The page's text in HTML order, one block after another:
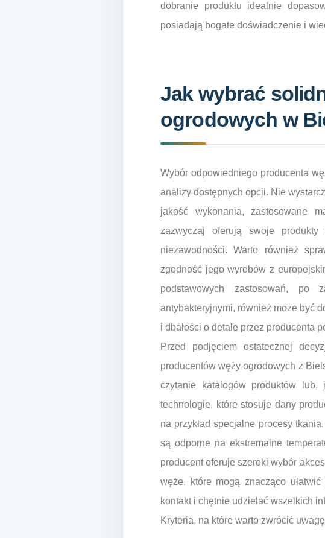
dobranie produktu idealnie
posiadają bogate doświadczenie i
Jak wybrać
ogrodowych w
Wybór odpowiedniego producenta
analizy dostępnych opcji. Nie
jakość wykonania, zastosowane
zazwyczaj oferują swoje
niezawodności. Warto również
zgodność jego wyrobów z
podstawowych zastosowań, po
antybakteryjnymi, również może być
i dbałości o detale przez producenta
Przed podjęciem ostatecznej
producentów węży ogrodowych z
czytanie katalogów produktów
technologie, które stosuje dany
na przykład specjalne procesy
są odporne na ekstremalne
producent oferuje szeroki wybór
węże, które mogą znacząco
kontakt i chętnie udzielać wszelkich
Kryteria, na które warto zwrócić